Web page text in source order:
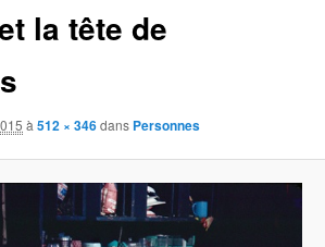
la tête de
à512 × 346dans Personnes